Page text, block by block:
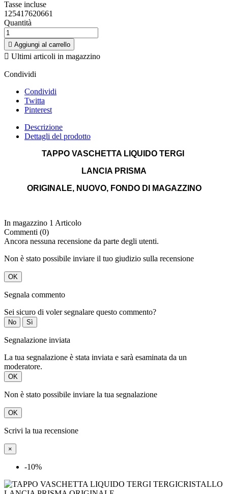
Tasse incluse
125417620661
Quantità
 Aggiungi al carrello
 Ultimi articoli in magazzino
Condividi
Condividi
Twitta
Pinterest
Descrizione
Dettagli del prodotto
TAPPO VASCHETTA LIQUIDO TERGI
LANCIA PRISMA
ORIGINALE, NUOVO, FONDO DI MAGAZZINO
In magazzino 1 Articolo
Commenti (0)
Ancora nessuna recensione da parte degli utenti.
Non è stato possibile inviare il tuo giudizio sulla recensione
OK
Segnala commento
Sei sicuro di voler segnalare questo commento?
No Sì
Segnalazione inviata
La tua segnalazione è stata inviata e sarà esaminata da un
moderatore.
OK
Non è stato possibile inviare la tua segnalazione
OK
Scrivi la tua recensione
×
-10%